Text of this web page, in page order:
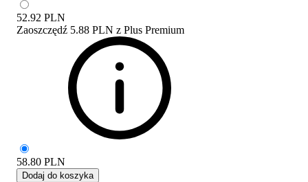
52.92 PLN
Zaoszczędź 5.88 PLN z Plus Premium
58.80 PLN
Dodaj do koszyka